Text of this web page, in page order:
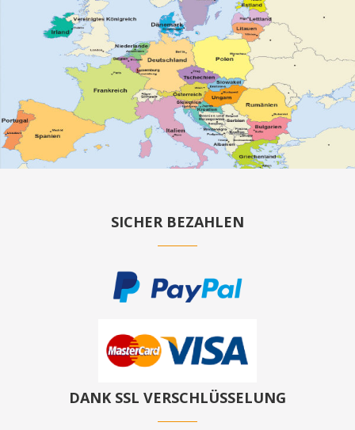
SICHER BEZAHLEN
DANK SSL VERSCHLÜSSELUNG